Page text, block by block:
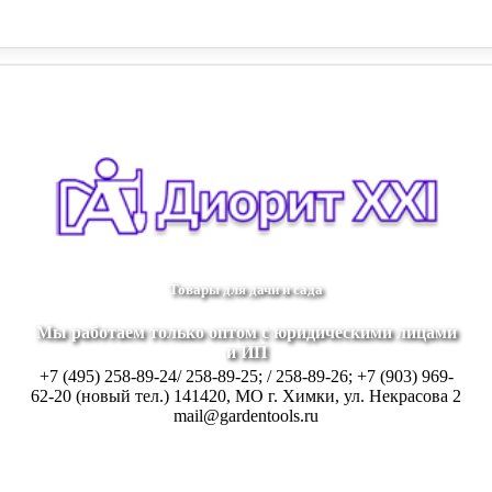
Товары для дачи и сада
Мы работаем только оптом с юридическими лицами
и ИП
+7 (495) 258-89-24/ 258-89-25; / 258-89-26; +7 (903) 969-
62-20 (новый тел.) 141420, МО г. Химки, ул. Некрасова 2
mail@gardentools.ru